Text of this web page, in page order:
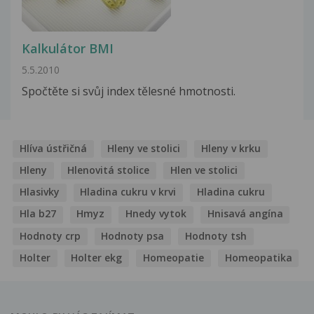
Kalkulátor BMI
5.5.2010
Spočtěte si svůj index tělesné hmotnosti.
Hlíva ústřičná Hleny ve stolici
Hleny v krku
Hleny
Hlenovitá stolice
Hlen ve stolici
Hlasivky
Hladina cukru v krvi
Hladina cukru
Hla b27
Hmyz Hnedy vytok
Hnisavá angína
Hodnoty crp
Hodnoty psa
Hodnoty tsh
Holter
Holter ekg Homeopatie Homeopatika